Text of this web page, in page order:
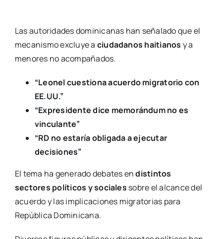
Las autoridades dominicanas han señalado que el
mecanismo excluye a ciudadanos haitianos y a
menores no acompañados.
“Leonel cuestiona acuerdo migratorio con
EE.UU.”
“Expresidente dice memorándum no es
vinculante”
“RD no estaría obligada a ejecutar
decisiones”
El tema ha generado debates endistintos
sectores políticos y sociales sobre el alcance del
acuerdo y las implicaciones migratorias para
República Dominicana.